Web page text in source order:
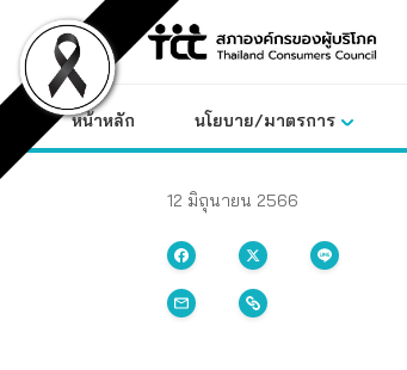
content
หน้าหลัก นโยบาย/มาตรการ
12 มิถุนายน 2566